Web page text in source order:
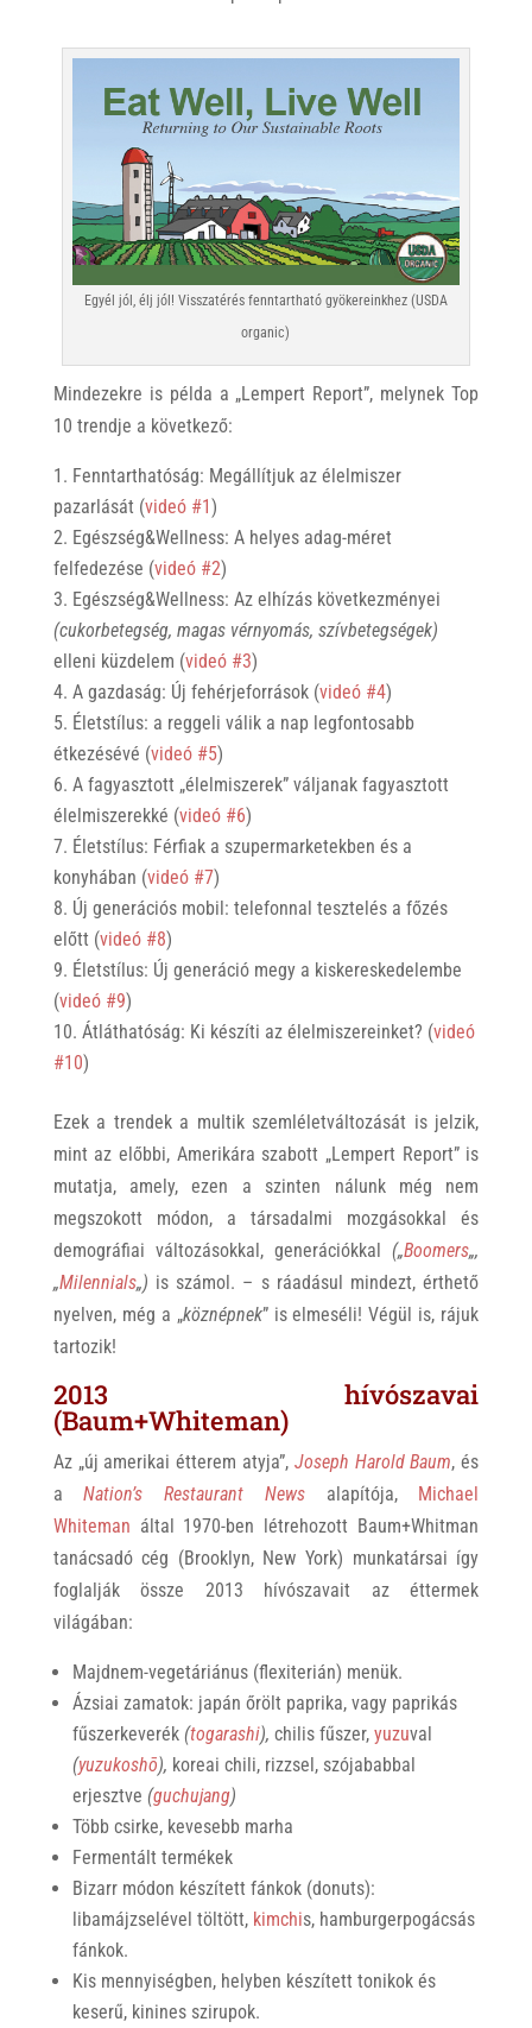
Egyél jól, élj jól! Visszatérés fenntartható gyökereinkhez (USDA
organic)
Mindezekre is példa a „Lempert Report”, melynek Top
10 trendje a következő:
Fenntarthatóság: Megállítjuk az élelmiszer
pazarlását (videó #1)
Egészség&Wellness: A helyes adag-méret
felfedezése (videó #2)
Egészség&Wellness: Az elhízás következményei
(cukorbetegség, magas vérnyomás, szívbetegségek)
elleni küzdelem (videó #3)
A gazdaság: Új fehérjeforrások (videó #4)
Életstílus: a reggeli válik a nap legfontosabb
étkezésévé (videó #5)
A fagyasztott „élelmiszerek” váljanak fagyasztott
élelmiszerekké (videó #6)
Életstílus: Férfiak a szupermarketekben és a
konyhában (videó #7)
Új generációs mobil: telefonnal tesztelés a főzés
előtt (videó #8)
Életstílus: Új generáció megy a kiskereskedelembe
(videó #9)
Átláthatóság: Ki készíti az élelmiszereinket? (videó
#10)
Ezek a trendek a multik szemléletváltozását is jelzik,
mint az előbbi, Amerikára szabott „Lempert Report” is
mutatja, amely, ezen a szinten nálunk még nem
megszokott módon, a társadalmi mozgásokkal és
demográfiai változásokkal, generációkkal („Boomers„,
„Milennials„) is számol. – s ráadásul mindezt, érthető
nyelven, még a „köznépnek” is elmeséli! Végül is, rájuk
tartozik!
2013 hívószavai
(Baum+Whiteman)
Az „új amerikai étterem atyja”, Joseph Harold Baum, és
aNation’s Restaurant News alapítója, Michael
Whiteman által 1970-ben létrehozott Baum+Whitman
tanácsadó cég (Brooklyn, New York) munkatársai így
foglalják össze 2013 hívószavait az éttermek
világában:
Majdnem-vegetáriánus (flexiterián) menük.
Ázsiai zamatok: japán őrölt paprika, vagy paprikás
fűszerkeverék (togarashi), chilis fűszer, yuzuval
(yuzukoshō), koreai chili, rizzsel, szójababbal
erjesztve (guchujang)
Több csirke, kevesebb marha
Fermentált termékek
Bizarr módon készített fánkok (donuts):
libamájzselével töltött, kimchis, hamburgerpogácsás
fánkok.
Kis mennyiségben, helyben készített tonikok és
keserű, kinines szirupok.